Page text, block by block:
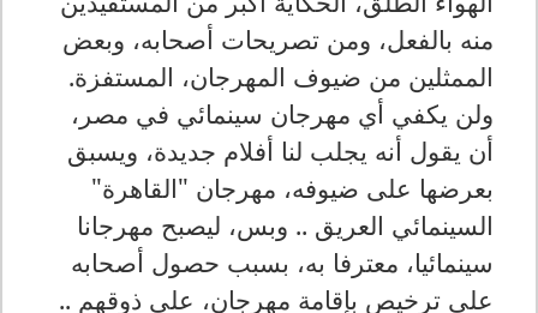
منه بالفعل، ومن تصريحات أصحابه، وبعض
الممثلين من ضيوف المهرجان، المستفزة.
ولن يكفي أي مهرجان سينمائي في مصر،
أن يقول أنه يجلب لنا أفلام جديدة، ويسبق
بعرضها على ضيوفه، مهرجان "القاهرة"
السينمائي العريق .. وبس، ليصبح مهرجانا
سينمائيا، معترفا به، بسبب حصول أصحابه
على ترخيص بإقامة مهرجان، على ذوقهم ..